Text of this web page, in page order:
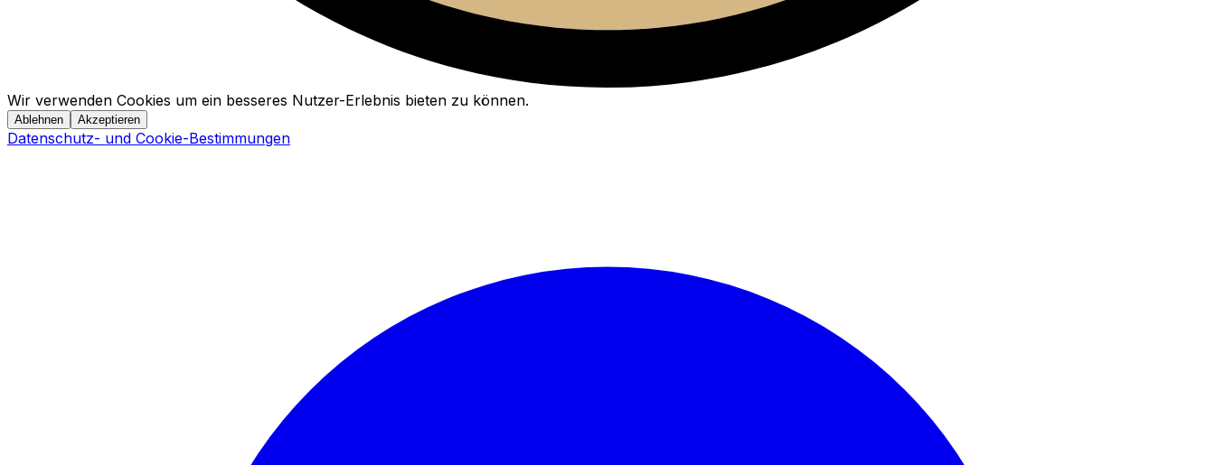
Wir verwenden Cookies um ein besseres Nutzer-Erlebnis bieten zu können.
Ablehnen Akzeptieren
Datenschutz- und Cookie-Bestimmungen